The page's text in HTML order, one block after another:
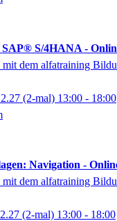
S/4HANA -
dem alfatraining
(2-mal) 13:00 - 18:00
Navigation -
dem alfatraining
(2-mal) 13:00 - 18:00